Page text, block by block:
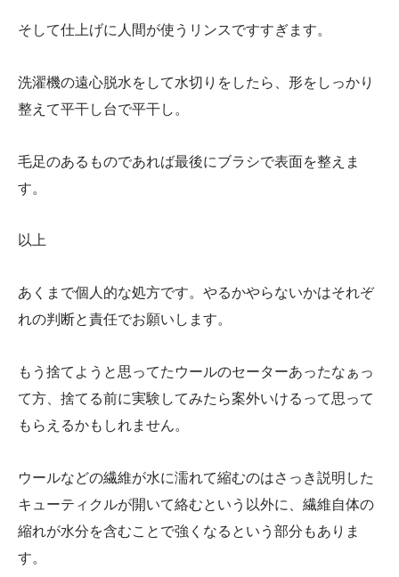
そして仕上げに人間が使うリンスですすぎます。
洗濯機の遠心脱水をして水切りをしたら、形をしっかり
整えて平干し台で平干し。
毛足のあるものであれば最後にブラシで表面を整えま
す。
以上
あくまで個人的な処方です。やるかやらないかはそれぞ
れの判断と責任でお願いします。
もう捨てようと思ってたウールのセーターあったなぁっ
て方、捨てる前に実験してみたら案外いけるって思って
もらえるかもしれません。
ウールなどの繊維が水に濡れて縮むのはさっき説明した
キューティクルが開いて絡むという以外に、繊維自体の
縮れが水分を含むことで強くなるという部分もありま
す。